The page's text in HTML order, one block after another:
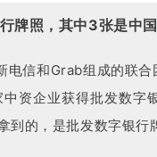
牌照，其中3张是中
电信和Grab组成的联
资企业获得批发数字
到的，是批发数字银行